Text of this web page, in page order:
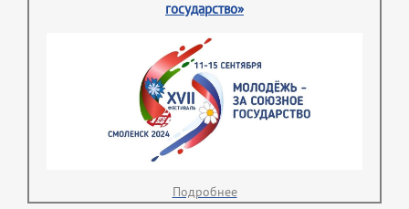
государство»
Подробнее